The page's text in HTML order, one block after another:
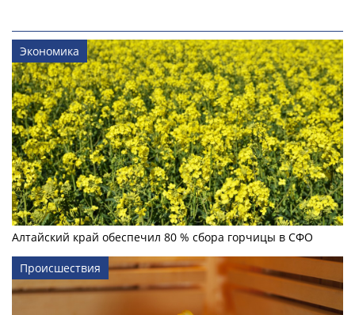
Экономика
Алтайский край обеспечил 80 % сбора горчицы в СФО
Происшествия